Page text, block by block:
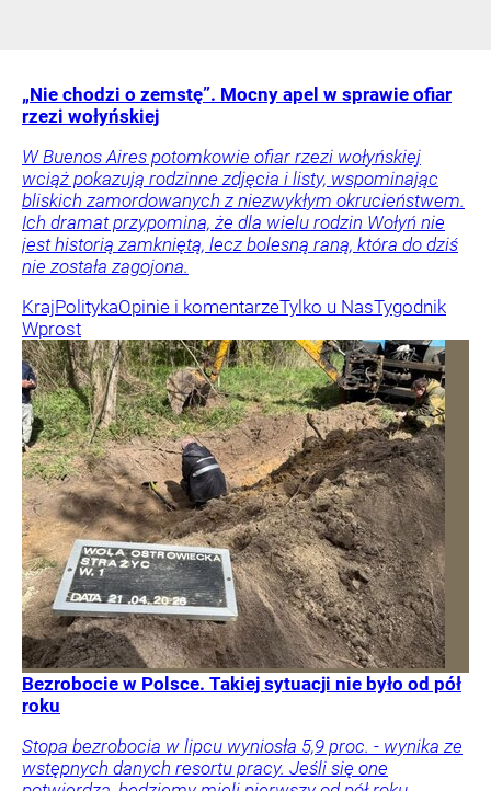
„Nie chodzi o zemstę”. Mocny apel w sprawie ofiar
rzezi wołyńskiej
W Buenos Aires potomkowie ofiar rzezi wołyńskiej
wciąż pokazują rodzinne zdjęcia i listy, wspominając
bliskich zamordowanych z niezwykłym okrucieństwem.
Ich dramat przypomina, że dla wielu rodzin Wołyń nie
jest historią zamkniętą, lecz bolesną raną, która do dziś
nie została zagojona.
KrajPolitykaOpinie i komentarzeTylko u NasTygodnik
Wprost
Bezrobocie w Polsce. Takiej sytuacji nie było od pół
roku
Stopa bezrobocia w lipcu wyniosła 5,9 proc. - wynika ze
wstępnych danych resortu pracy. Jeśli się one